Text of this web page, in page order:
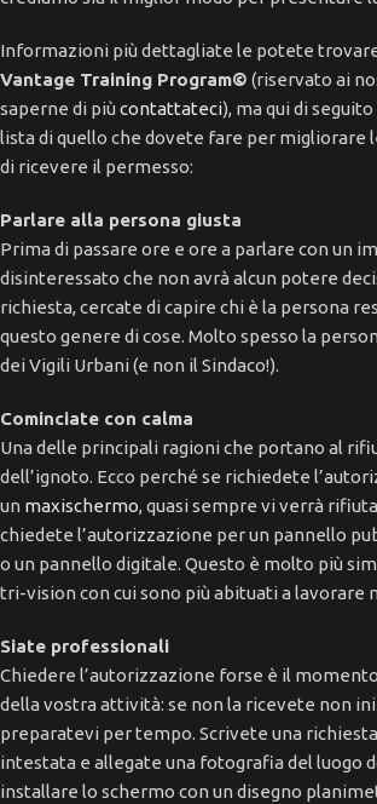
Informazioni più dettagliate le potete
Vantage Training Program© (riservato ai
saperne di più contattateci), ma qui di
lista di quello che dovete fare per migliorare
di ricevere il permesso:
Parlare alla persona giusta
Prima di passare ore e ore a parlare con un
disinteressato che non avrà alcun potere
richiesta, cercate di capire chi è la persona
questo genere di cose. Molto spesso la
dei Vigili Urbani (e non il Sindaco!).
Cominciate con calma
Una delle principali ragioni che portano al
dell’ignoto. Ecco perché se richiedete
un maxischermo, quasi sempre vi verrà
chiedete l’autorizzazione per un pannello
o un pannello digitale. Questo è molto più
tri-vision con cui sono più abituati a lavorare
Siate professionali
Chiedere l’autorizzazione forse è il
della vostra attività: se non la ricevete non
preparatevi per tempo. Scrivete una
intestata e allegate una fotografia del luogo
installare lo schermo con un disegno